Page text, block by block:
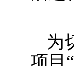
为
项目